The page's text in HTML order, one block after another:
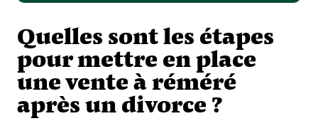
Quelles sont les étapes
pour mettre en place
une vente à réméré
après un divorce ?